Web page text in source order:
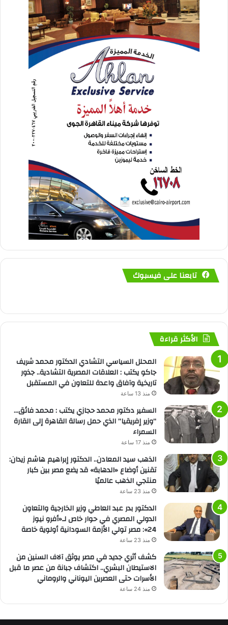
تابعنا على فيسبوك
الأكثر قراءة
المحلل السياسي التشادي الدكتور محمد شريف
جاكو يكتب : العلاقات المصرية التشادية.. جذور
تاريخية وآفاق واعدة للتعاون في المستقبل
منذ 13 ساعة
السفير دكتور محمد حجازي يكتب : محمد فائق…
“وزير إفريقيا” الذي حمل رسالة القاهرة إلى القارة
السمراء
منذ 17 ساعة
الذهب سيد المعادن.. الدكتور إبراهيم هاشم زيدان:
تقنين أوضاع «الدهابة» قد يضع مصر بين كبار
منتجي الذهب عالميًا
منذ 23 ساعة
الدكتور بدر عبد العاطي وزير الخارجية والتعاون
الدولي المصري في حوار خاص لـ«أفرو نيوز
24»: مصر تولي الأزمة السودانية أولوية خاصة
منذ 23 ساعة
كشف أثري جديد في مصر يوثق آلاف السنين من
الاستيطان البشري.. اكتشاف جبانة من عصر ما قبل
الأسرات حتى العصرين اليوناني والروماني
منذ 24 ساعة